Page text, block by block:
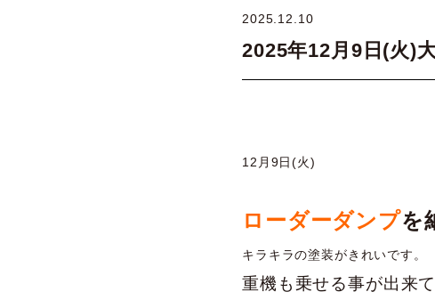
2025.12.10
2025年12月9日(火)
12月9日(火)
ローダーダンプを
キラキラの塗装がきれいです。
重機も乗せる事が出来